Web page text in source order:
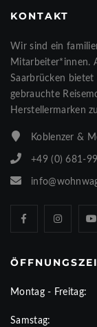
KONTAKT
Wir sind ein
Mitarbeiter*innen.
Saarbrücken bietet
gebrauchte
Herstellermarken
Koblenzer &
+49 (0) 681-
Montag - Freitag:
Samstag: